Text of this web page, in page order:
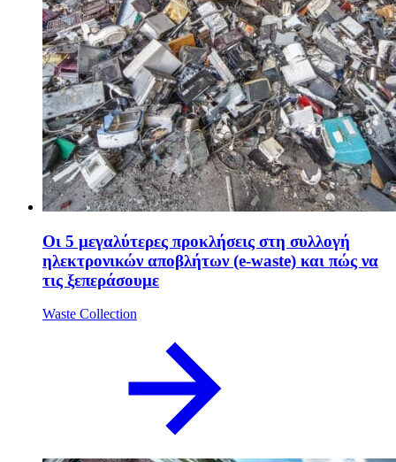
Οι 5 μεγαλύτερες προκλήσεις στη συλλογή
ηλεκτρονικών αποβλήτων (e-waste) και πώς να
τις ξεπεράσουμε
Waste Collection